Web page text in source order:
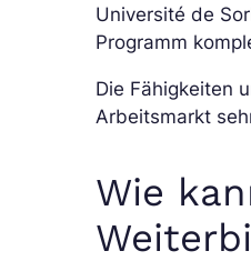
Université de
Programm
Die Fähigkeiten
Arbeitsmarkt
Wie